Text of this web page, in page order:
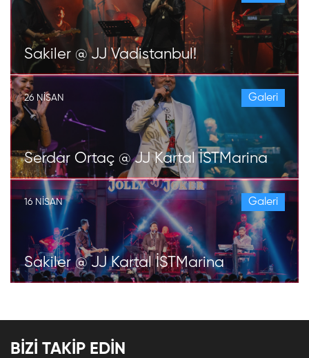
Sakiler @ JJ Vadistanbul!
26 NISAN Galeri
Serdar Ortaç @ JJ Kartal İSTMarina
16 NISAN Galeri
Sakiler @ JJ Kartal İSTMarina
BİZİ TAKİP EDİN